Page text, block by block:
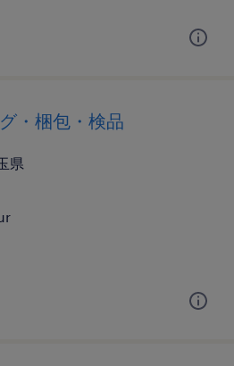
・梱包・検品
県